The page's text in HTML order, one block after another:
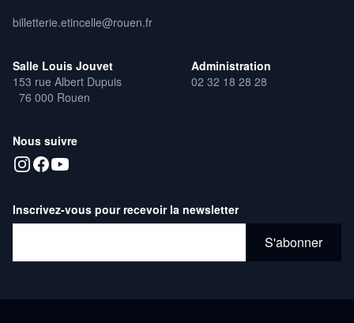
billetterie.etincelle@rouen.fr
Salle Louis Jouvet
153 rue Albert Dupuis
76 000 Rouen
Administration
02 32 18 28 28
Nous suivre
Inscrivez-vous pour recevoir la newsletter